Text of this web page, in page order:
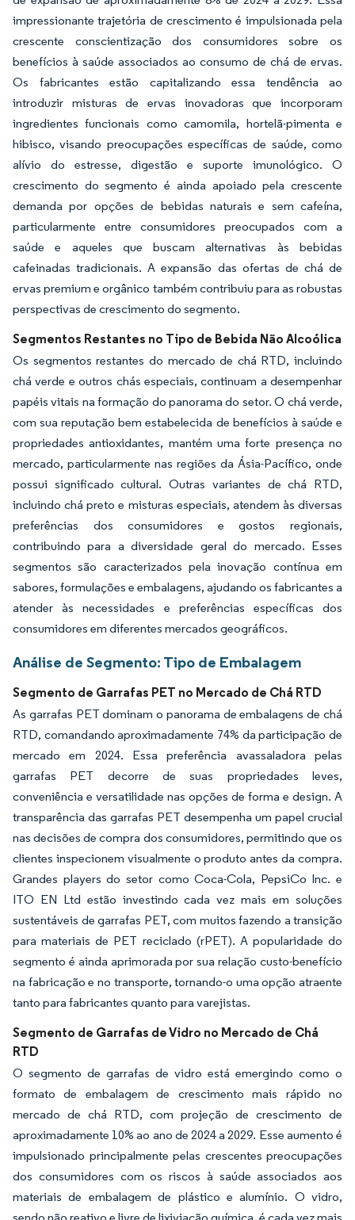
impressionante trajetória de crescimento é impulsionada pela
crescente conscientização dos consumidores sobre os
benefícios à saúde associados ao consumo de chá de ervas.
Os fabricantes estão capitalizando essa tendência ao
introduzir misturas de ervas inovadoras que incorporam
ingredientes funcionais como camomila, hortelã-pimenta e
hibisco, visando preocupações específicas de saúde, como
alívio do estresse, digestão e suporte imunológico. O
crescimento do segmento é ainda apoiado pela crescente
demanda por opções de bebidas naturais e sem cafeína,
particularmente entre consumidores preocupados com a
saúde e aqueles que buscam alternativas às bebidas
cafeinadas tradicionais. A expansão das ofertas de chá de
ervas premium e orgânico também contribuiu para as robustas
perspectivas de crescimento do segmento.
Segmentos Restantes no Tipo de Bebida Não Alcoólica
Os segmentos restantes do mercado de chá RTD, incluindo
chá verde e outros chás especiais, continuam a desempenhar
papéis vitais na formação do panorama do setor. O chá verde,
com sua reputação bem estabelecida de benefícios à saúde e
propriedades antioxidantes, mantém uma forte presença no
mercado, particularmente nas regiões da Ásia-Pacífico, onde
possui significado cultural. Outras variantes de chá RTD,
incluindo chá preto e misturas especiais, atendem às diversas
preferências dos consumidores e gostos regionais,
contribuindo para a diversidade geral do mercado. Esses
segmentos são caracterizados pela inovação contínua em
sabores, formulações e embalagens, ajudando os fabricantes a
atender às necessidades e preferências específicas dos
consumidores em diferentes mercados geográficos.
Análise de Segmento: Tipo de Embalagem
Segmento de Garrafas PET no Mercado de Chá RTD
As garrafas PET dominam o panorama de embalagens de chá
RTD, comandando aproximadamente 74% da participação de
mercado em 2024. Essa preferência avassaladora pelas
garrafas PET decorre de suas propriedades leves,
conveniência e versatilidade nas opções de forma e design. A
transparência das garrafas PET desempenha um papel crucial
nas decisões de compra dos consumidores, permitindo que os
clientes inspecionem visualmente o produto antes da compra.
Grandes players do setor como Coca-Cola, PepsiCo Inc. e
ITO EN Ltd estão investindo cada vez mais em soluções
sustentáveis de garrafas PET, com muitos fazendo a transição
para materiais de PET reciclado (rPET). A popularidade do
segmento é ainda aprimorada por sua relação custo-benefício
na fabricação e no transporte, tornando-o uma opção atraente
tanto para fabricantes quanto para varejistas.
Segmento de Garrafas de Vidro no Mercado de Chá
RTD
O segmento de garrafas de vidro está emergindo como o
formato de embalagem de crescimento mais rápido no
mercado de chá RTD, com projeção de crescimento de
aproximadamente 10% ao ano de 2024 a 2029. Esse aumento é
impulsionado principalmente pelas crescentes preocupações
dos consumidores com os riscos à saúde associados aos
materiais de embalagem de plástico e alumínio. O vidro,
sendo não reativo e livre de lixiviação química, é cada vez mais